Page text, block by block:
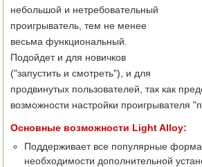
небольшой и нетребовательный
проигрыватель, тем не менее
весьма функциональный.
Подойдет и для новичков
("запустить и смотреть"), и для
продвинутых пользователей, так как
возможности настройки проигрывателя
Основные возможности Light Alloy:
Поддерживает все популярные
необходимости дополнительной